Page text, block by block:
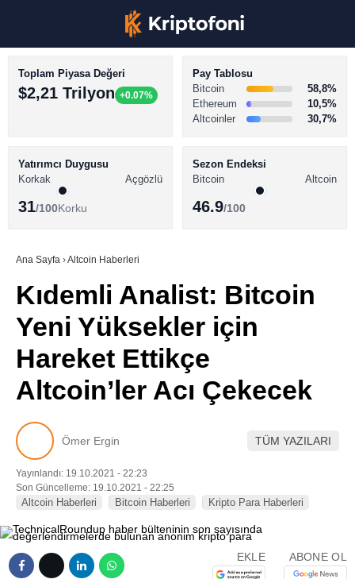
Youtube
TikTok
BİTCOİN HABERLERİ
ALTCOİN HABERLERİ
SÖZLÜK
Toplam Piyasa Değeri
$2,21 Trilyon +0.07%
Pay Tablosu
Bitcoin
58,8%
Ethereum
10,5%
Altcoinler
30,7%
Yatırımcı Duygusu
Korkak
Açgözlü
31/100Korku
Sezon Endeksi
Bitcoin
Altcoin
46.9/100
Ana Sayfa ›Altcoin Haberleri
Kıdemli Analist: Bitcoin
Yeni Yüksekler için
Hareket Ettikçe
Altcoin’ler Acı Çekecek
Ömer Ergin TÜM YAZILARI
Yayınlandı: 19.10.2021 - 22:23
Son Güncelleme: 19.10.2021 - 22:25
Altcoin Haberleri Bitcoin Haberleri Kripto Para Haberleri
EKLE ABONE OL